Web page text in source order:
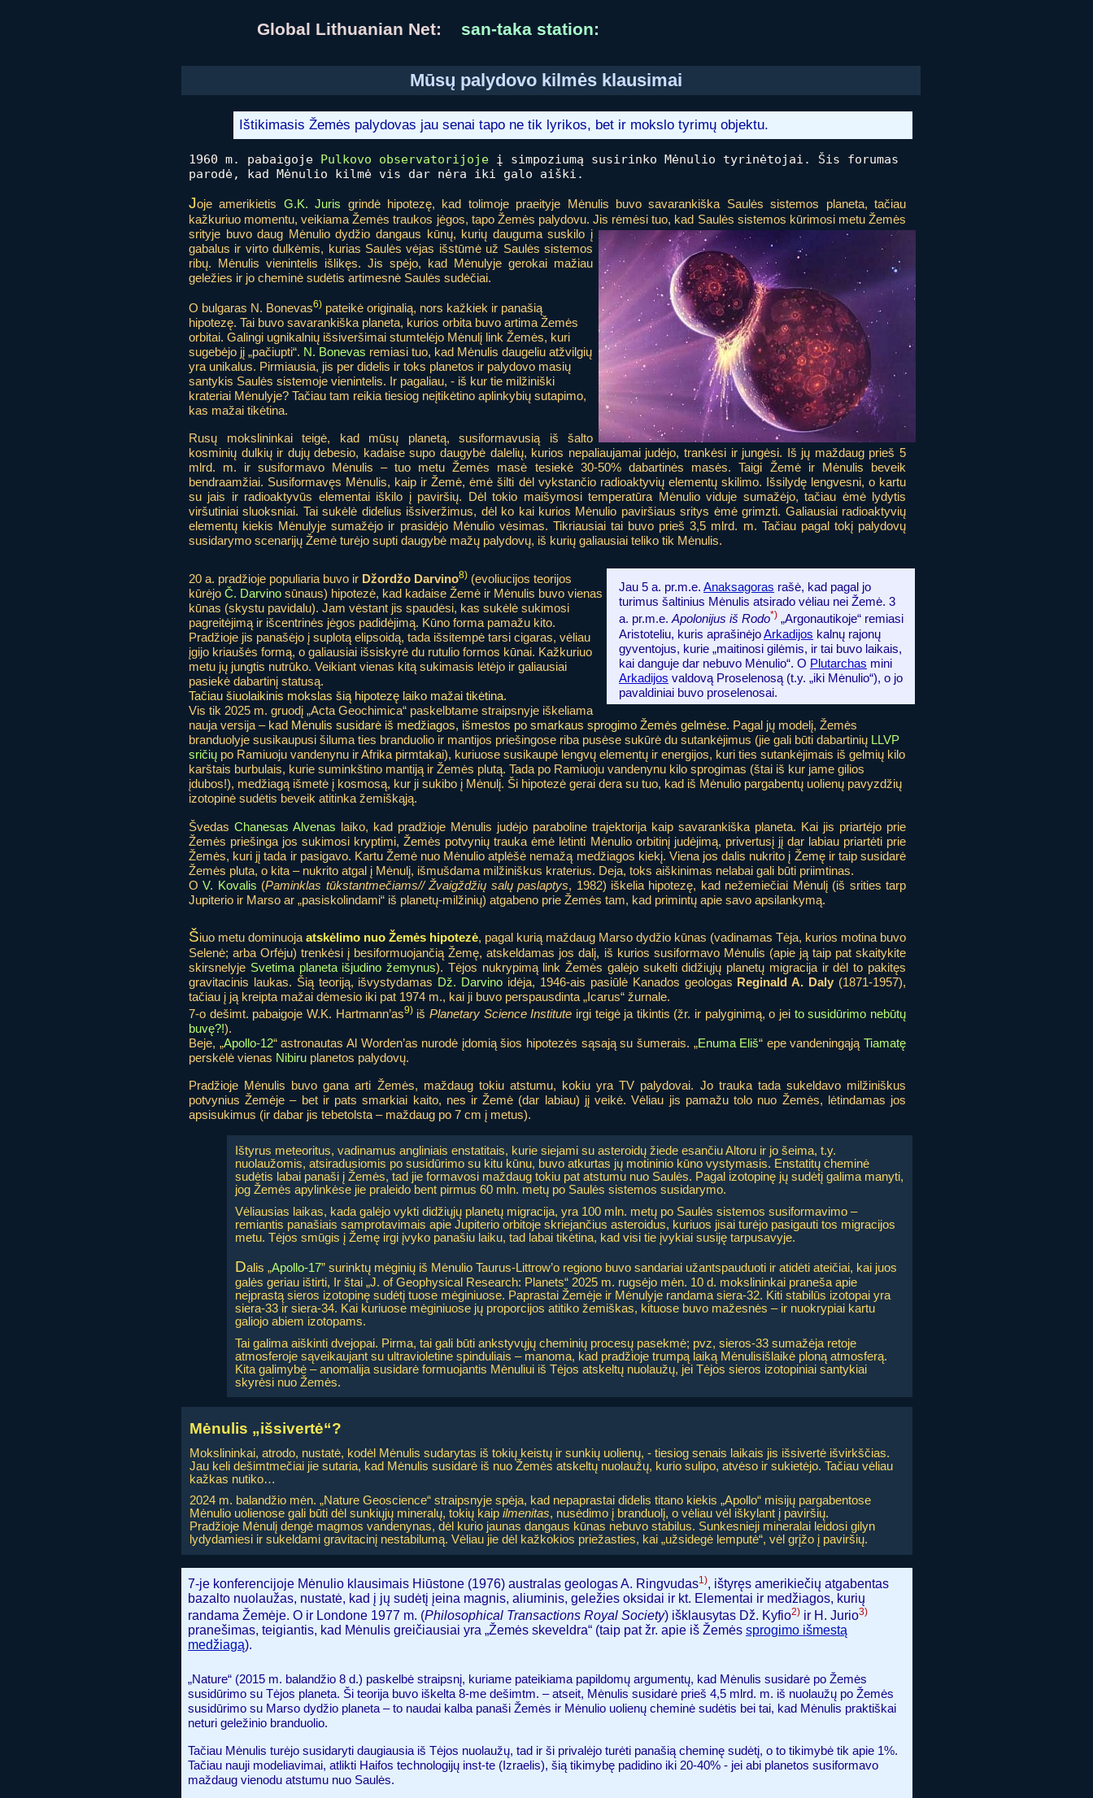
Global Lithuanian Net: san-taka station:
Mūsų palydovo kilmės klausimai
Ištikimasis Žemės palydovas jau senai tapo ne tik lyrikos, bet ir mokslo tyrimų objektu.
1960 m. pabaigoje Pulkovo observatorijoje į simpoziumą susirinko Mėnulio tyrinėtojai. Šis forumas
parodė, kad Mėnulio kilmė vis dar nėra iki galo aiški.
Joje amerikietis G.K. Juris grindė hipotezę, kad tolimoje praeityje Mėnulis buvo savarankiška Saulės sistemos planeta, tačiau
kažkuriuo momentu, veikiama Žemės traukos jėgos, tapo Žemės palydovu. Jis rėmėsi tuo, kad Saulės sistemos kūrimosi metu Žemės
srityje buvo daug Mėnulio dydžio dangaus kūnų, kurių daugumasuskilo į
gabalus ir virto dulkėmis, kurias Saulės vėjas išstūmė už Saulės sistemos
ribų. Mėnulis vienintelis išlikęs. Jis spėjo, kad Mėnulyje gerokai mažiau
geležies ir jo cheminė sudėtis artimesnė Saulės sudėčiai.
O bulgaras N. Bonevas6) pateikė originalią, nors kažkiek ir panašią
hipotezę. Tai buvo savarankiška planeta, kurios orbita buvo artima Žemės
orbitai. Galingi ugnikalnių išsiveršimai stumtelėjo Mėnulį link Žemės, kuri
sugebėjo jį „pačiupti“. N. Bonevas remiasi tuo, kad Mėnulis daugeliu atžvilgių
yra unikalus. Pirmiausia, jis per didelis ir toks planetos ir palydovo masių
santykis Saulės sistemoje vienintelis. Ir pagaliau, - iš kur tie milžiniški
krateriai Mėnulyje? Tačiau tam reikia tiesiog neįtikėtino aplinkybių sutapimo,
kas mažai tikėtina.
Rusų mokslininkai teigė, kad mūsų planetą, susiformavusią iš šalto
kosminių dulkių ir dujų debesio, kadaise supo daugybė dalelių, kurios nepaliaujamai judėjo, trankėsi ir jungėsi. Iš jų maždaug prieš 5
mlrd. m. ir susiformavo Mėnulis – tuo metu Žemės masė tesiekė 30-50% dabartinės masės. Taigi Žemė ir Mėnulis beveik
bendraamžiai. Susiformavęs Mėnulis, kaip ir Žemė, ėmė šilti dėl vykstančio radioaktyvių elementų skilimo. Išsilydę lengvesni, o kartu
su jais ir radioaktyvūs elementai iškilo į paviršių. Dėl tokio maišymosi temperatūra Mėnulio viduje sumažėjo, tačiau ėmė lydytis
viršutiniai sluoksniai. Tai sukėlė didelius išsiveržimus, dėl ko kai kurios Mėnulio paviršiaus sritys ėmė grimzti. Galiausiai radioaktyvių
elementų kiekis Mėnulyje sumažėjo ir prasidėjo Mėnulio vėsimas. Tikriausiai tai buvo prieš 3,5 mlrd. m. Tačiau pagal tokį palydovų
susidarymo scenarijų Žemė turėjo supti daugybė mažų palydovų, iš kurių galiausiai teliko tik Mėnulis.
Jau 5 a. pr.m.e. Anaksagoras rašė, kad pagal jo
turimus šaltinius Mėnulis atsirado vėliau nei Žemė. 3
a. pr.m.e.Apolonijus iš Rodo*) „Argonautikoje“ remiasi
Aristoteliu, kuris aprašinėjoArkadijos kalnų rajonų
gyventojus, kurie „maitinosi gilėmis, ir tai buvo laikais,
kai danguje dar nebuvo Mėnulio“. O Plutarchas mini
Arkadijos valdovą Proselenosą (t.y. „iki Mėnulio“), o jo
pavaldiniai buvo proselenosai.
20 a. pradžioje populiaria buvo ir Džordžo Darvino8) (evoliucijos teorijos
kūrėjo Č. Darvino sūnaus) hipotezė, kad kadaise Žemė ir Mėnulis buvo vienas
kūnas (skystu pavidalu). Jam vėstant jis spaudėsi, kas sukėlė sukimosi
pagreitėjimą ir išcentrinės jėgos padidėjimą. Kūno forma pamažu kito.
Pradžioje jis panašėjo į suplotą elipsoidą, tada išsitempė tarsi cigaras, vėliau
įgijo kriaušės formą, o galiausiai išsiskyrė du rutulio formos kūnai. Kažkuriuo
metu jų jungtis nutrūko. Veikiant vienas kitą sukimasis lėtėjo ir galiausiai
pasiekė dabartinį statusą.
Tačiau šiuolaikinis mokslas šią hipotezę laiko mažai tikėtina.
Vis tik 2025 m. gruodį „Acta Geochimica“ paskelbtame straipsnyje iškeliama
nauja versija – kad Mėnulis susidarė iš medžiagos, išmestos po smarkaus sprogimo Žemės gelmėse. Pagal jų modelį, Žemės
branduolyje susikaupusi šiluma ties branduolio ir mantijos priešingose riba pusėse sukūrė du sutankėjimus (jie gali būti dabartinių LLVP
sričių po Ramiuoju vandenynu ir Afrika pirmtakai), kuriuose susikaupė lengvų elementų ir energijos, kuri ties sutankėjimais iš gelmių kilo
karštais burbulais, kurie suminkštino mantiją ir Žemės plutą. Tada po Ramiuoju vandenynu kilo sprogimas (štai iš kur jame gilios
įdubos!), medžiagą išmetė į kosmosą, kur ji sukibo į Mėnulį. Ši hipotezė gerai dera su tuo, kad iš Mėnulio pargabentų uolienų pavyzdžių
izotopinė sudėtis beveik atitinka žemiškąją.
Švedas Chanesas Alvenas laiko, kad pradžioje Mėnulis judėjo paraboline trajektorija kaip savarankiška planeta. Kai jis priartėjo prie
Žemės priešinga jos sukimosi kryptimi, Žemės potvynių trauka ėmė lėtinti Mėnulio orbitinį judėjimą, privertusį jį dar labiau priartėti prie
Žemės, kuri jį tada ir pasigavo. Kartu Žemė nuo Mėnulio atplėšė nemažą medžiagos kiekį. Viena jos dalis nukrito į Žemę ir taip susidarė
Žemės pluta, o kita – nukrito atgal į Mėnulį, išmušdama milžiniškus kraterius. Deja, toks aiškinimas nelabai gali būti priimtinas.
OV. Kovalis (Paminklas tūkstantmečiams// Žvaigždžių salų paslaptys, 1982) iškelia hipotezę, kad nežemiečiai Mėnulį (iš srities tarp
Jupiterio ir Marso ar „pasiskolindami“ iš planetų-milžinių) atgabeno prie Žemės tam, kad primintų apie savo apsilankymą.
Šiuo metu dominuoja atskėlimo nuo Žemės hipotezė, pagal kurią maždaug Marso dydžio kūnas (vadinamas Tėja, kurios motina buvo
Selenė; arba Orfėju) trenkėsi į besiformuojančią Žemę, atskeldamas jos dalį, iš kurios susiformavo Mėnulis (apie ją taip pat skaitykite
skirsnelyje Svetima planeta išjudino žemynus). Tėjos nukrypimą link Žemės galėjo sukelti didžiųjų planetų migracija ir dėl to pakitęs
gravitacinis laukas. Šią teoriją, išvystydamas Dž. Darvino idėja, 1946-ais pasiūlė Kanados geologas Reginald A. Daly (1871-1957),
tačiau į ją kreipta mažai dėmesio iki pat 1974 m., kai ji buvo perspausdinta „Icarus“ žurnale.
7-o dešimt. pabaigoje W.K. Hartmann’as9)iš Planetary Science Institute irgi teigė ja tikintis (žr. ir palyginimą, o jei to susidūrimo nebūtų
buvę?!).
Beje, „Apollo-12“ astronautas Al Worden’as nurodė įdomią šios hipotezės sąsają su šumerais. „Enuma Eliš“ epe vandeningąją Tiamatę
perskėlė vienas Nibiru planetos palydovų.
Pradžioje Mėnulis buvo gana arti Žemės, maždaug tokiu atstumu, kokiu yra TV palydovai. Jo trauka tada sukeldavo milžiniškus
potvynius Žemėje – bet ir pats smarkiai kaito, nes ir Žemė (dar labiau) jį veikė. Vėliau jis pamažu tolo nuo Žemės, lėtindamas jos
apsisukimus (ir dabar jis tebetolsta – maždaug po 7 cm į metus).
Ištyrus meteoritus, vadinamus angliniais enstatitais, kurie siejami su asteroidų žiede esančiu Altoru ir jo šeima, t.y.
nuolaužomis, atsiradusiomis po susidūrimo su kitu kūnu, buvo atkurtas jų motininio kūno vystymasis. Enstatitų cheminė
sudėtis labai panaši į Žemės, tad jie formavosi maždaug tokiu pat atstumu nuo Saulės. Pagal izotopinę jų sudėtį galima manyti,
jog Žemės apylinkėse jie praleido bent pirmus 60 mln. metų po Saulės sistemos susidarymo.
Vėliausias laikas, kada galėjo vykti didžiųjų planetų migracija, yra 100 mln. metų po Saulės sistemos susiformavimo –
remiantis panašiais samprotavimais apie Jupiterio orbitoje skriejančius asteroidus, kuriuos jisai turėjo pasigauti tos migracijos
metu. Tėjos smūgis į Žemę irgi įvyko panašiu laiku, tad labai tikėtina, kad visi tie įvykiai susiję tarpusavyje.
Dalis „Apollo-17” surinktų mėginių iš Mėnulio Taurus-Littrow’o regiono buvo sandariai užantspauduoti ir atidėti ateičiai, kai juos
galės geriau ištirti, Ir štai „J. of Geophysical Research: Planets“ 2025 m. rugsėjo mėn. 10 d. mokslininkai praneša apie
neįprastą sieros izotopinę sudėtį tuose mėginiuose. Paprastai Žemėje ir Mėnulyje randama siera-32. Kiti stabilūs izotopai yra
siera-33 ir siera-34. Kai kuriuose mėginiuose jų proporcijos atitiko žemiškas, kituose buvo mažesnės – ir nuokrypiai kartu
galiojo abiem izotopams.
Tai galima aiškinti dvejopai. Pirma, tai gali būti ankstyvųjų cheminių procesų pasekmė; pvz, sieros-33 sumažėja retoje
atmosferoje sąveikaujant su ultravioletine spinduliais – manoma, kad pradžioje trumpą laiką Mėnulisišlaikė ploną atmosferą.
Kita galimybė – anomalija susidarė formuojantis Mėnuliui iš Tėjos atskeltų nuolaužų, jei Tėjos sieros izotopiniai santykiai
skyrėsi nuo Žemės.
Mėnulis „išsivertė“?
Mokslininkai, atrodo, nustatė, kodėl Mėnulis sudarytas iš tokių keistų ir sunkių uolienų, - tiesiog senais laikais jis išsivertė išvirkščias.
Jau keli dešimtmečiai jie sutaria, kad Mėnulis susidarė iš nuo Žemės atskeltų nuolaužų, kurio sulipo, atvėso ir sukietėjo. Tačiau vėliau
kažkas nutiko…
2024 m. balandžio mėn. „Nature Geoscience“ straipsnyje spėja, kad nepaprastai didelis titano kiekis „Apollo“ misijų pargabentose
Mėnulio uolienose gali būti dėl sunkiųjų mineralų, tokių kaip ilmenitas, nusėdimo į branduolį, o vėliau vėl iškylant į paviršių.
Pradžioje Mėnulį dengė magmos vandenynas, dėl kurio jaunas dangaus kūnas nebuvo stabilus. Sunkesnieji mineralai leidosi gilyn
lydydamiesi ir sukeldami gravitacinį nestabilumą. Vėliau jie dėl kažkokios priežasties, kai „užsidegė lemputė“, vėl grįžo į paviršių.
7-je konferencijoje Mėnulio klausimais Hiūstone (1976) australas geologas A. Ringvudas1), ištyręs amerikiečių atgabentas
bazalto nuolaužas, nustatė, kad į jų sudėtį įeina magnis, aliuminis, geležies oksidai ir kt. Elementai ir medžiagos, kurių
randama Žemėje. O ir Londone 1977 m. (Philosophical Transactions Royal Society) išklausytas Dž. Kyfio2) ir H. Jurio3)
pranešimas, teigiantis, kad Mėnulis greičiausiai yra „Žemės skeveldra“ (taip pat žr. apie iš Žemės sprogimo išmestą
medžiagą).
„Nature“ (2015 m. balandžio 8 d.) paskelbė straipsnį, kuriame pateikiama papildomų argumentų, kad Mėnulis susidarė po Žemės
susidūrimo su Tėjos planeta. Ši teorija buvo iškelta 8-me dešimtm. – atseit, Mėnulis susidarė prieš 4,5 mlrd. m. iš nuolaužų po Žemės
susidūrimo su Marso dydžio planeta – to naudai kalba panaši Žemės ir Mėnulio uolienų cheminė sudėtis bei tai, kad Mėnulis praktiškai
neturi geležinio branduolio.
Tačiau Mėnulis turėjo susidaryti daugiausia iš Tėjos nuolaužų, tad ir ši privalėjo turėti panašią cheminę sudėtį, o to tikimybė tik apie 1%.
Tačiau nauji modeliavimai, atlikti Haifos technologijų inst-te (Izraelis), šią tikimybę padidino iki 20-40% - jei abi planetos susiformavo
maždaug vienodu atstumu nuo Saulės.